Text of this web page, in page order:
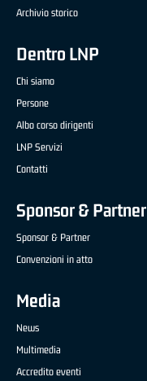
Archivio storico
Dentro LNP
Chi siamo
Persone
Albo corso dirigenti
LNP Servizi
Contatti
Sponsor & Partner
Sponsor & Partner
Convenzioni in atto
Media
News
Multimedia
Accredito eventi